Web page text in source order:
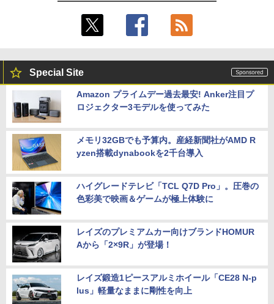
Special Site
Amazon プライムデー過去最安! Anker注目プ
ロジェクター3モデルを使ってみた
メモリ32GBでも予算内。産経新聞社がAMD R
yzen搭載dynabookを2千台導入
ハイグレードテレビ「TCL Q7D Pro」。圧巻の
色彩美で映画＆ゲームが極上体験に
レイズのプレミアムカー向けブランドHOMUR
Aから「2×9R」が登場！
レイズ鍛造1ピースアルミホイール「CE28 N-p
lus」軽量なままに剛性を向上